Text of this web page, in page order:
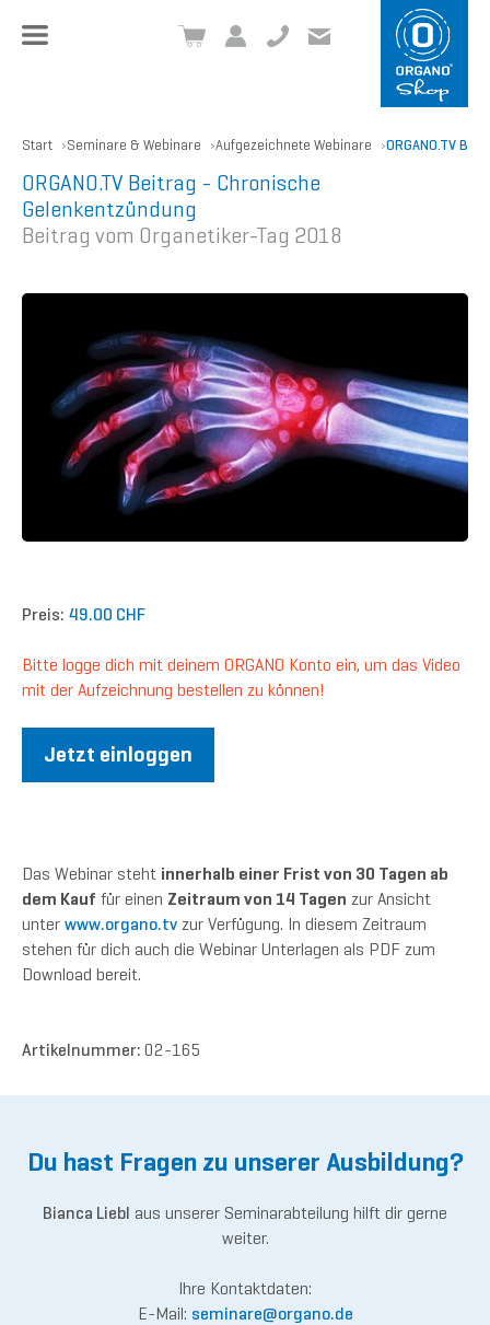
+49 8504 957999-0
ano.ch
Start Seminare & Webinare Aufgezeichnete Webinare ORGANO.TV
ORGANO.TV Beitrag - Chronische
Gelenkentzündung
Beitrag vom Organetiker-Tag 2018
Preis: 49.00 CHF
Bitte logge dich mit deinem ORGANO Konto ein, um das Video
mit der Aufzeichnung bestellen zu können!
Jetzt einloggen
Das Webinar steht innerhalb einer Frist von 30 Tagen ab
dem Kauf für einen Zeitraum von 14 Tagen zur Ansicht
unter www.organo.tv zur Verfügung. In diesem Zeitraum
stehen für dich auch die Webinar Unterlagen als PDF zum
Download bereit.
Artikelnummer: 02-165
Du hast Fragen zu unserer Ausbildung?
Bianca Liebl aus unserer Seminarabteilung hilft dir gerne
weiter.
Ihre Kontaktdaten:
E-Mail: seminare@organo.de